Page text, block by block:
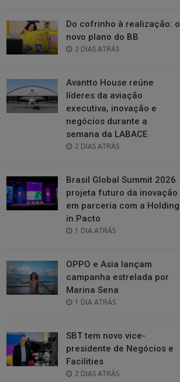
Do cofrinho à realização: o
novo plano do BB
POSTED
2 DIAS ATRÁS
Avantto House reúne
líderes da aviação
executiva, inovação e
negócios durante a
semana da LABACE
POSTED
2 DIAS ATRÁS
Brasil Global Summit 2026
projeta futuro da inovação
em parceria com a Holding
in.Pacto
POSTED
1 DIA ATRÁS
OPPO e Asia lançam
campanha estrelada por
Marina Sena
POSTED
1 DIA ATRÁS
SBT tem novo vice-
presidente de Negócios e
Facilities
POSTED
2 DIAS ATRÁS